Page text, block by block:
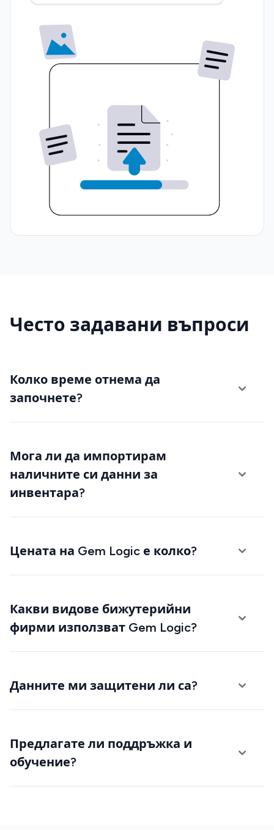
Често задавани въпроси
Колко време отнема да
започнете?
Мога ли да импортирам
наличните си данни за
инвентара?
Цената на Gem Logic е колко?
Какви видове бижутерийни
фирми използват Gem Logic?
Данните ми защитени ли са?
Предлагате ли поддръжка и
обучение?